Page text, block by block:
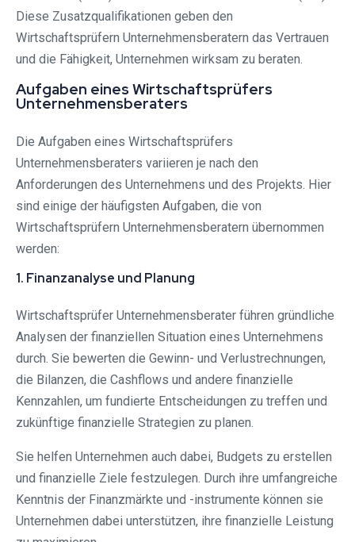
Diese Zusatzqualifikationen geben den
Wirtschaftsprüfern Unternehmensberatern das Vertrauen
und die Fähigkeit, Unternehmen wirksam zu beraten.
Aufgaben eines Wirtschaftsprüfers
Unternehmensberaters
Die Aufgaben eines Wirtschaftsprüfers
Unternehmensberaters variieren je nach den
Anforderungen des Unternehmens und des Projekts. Hier
sind einige der häufigsten Aufgaben, die von
Wirtschaftsprüfern Unternehmensberatern übernommen
werden:
1. Finanzanalyse und Planung
Wirtschaftsprüfer Unternehmensberater führen gründliche
Analysen der finanziellen Situation eines Unternehmens
durch. Sie bewerten die Gewinn- und Verlustrechnungen,
die Bilanzen, die Cashflows und andere finanzielle
Kennzahlen, um fundierte Entscheidungen zu treffen und
zukünftige finanzielle Strategien zu planen.
Sie helfen Unternehmen auch dabei, Budgets zu erstellen
und finanzielle Ziele festzulegen. Durch ihre umfangreiche
Kenntnis der Finanzmärkte und -instrumente können sie
Unternehmen dabei unterstützen, ihre finanzielle Leistung